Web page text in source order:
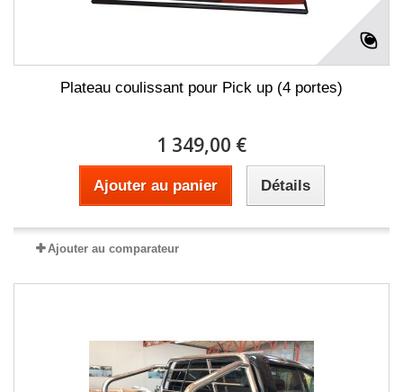
Plateau coulissant pour Pick up (4 portes)
1 349,00 €
Ajouter au panier Détails
Ajouter au comparateur